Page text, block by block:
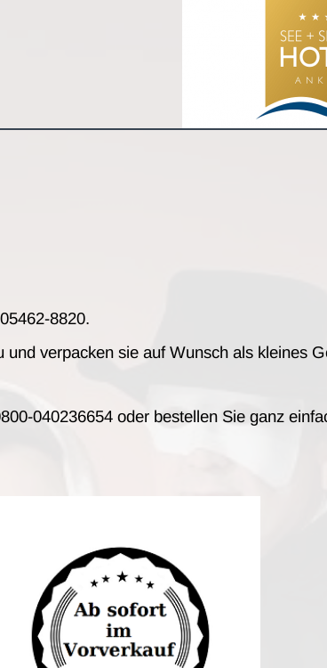
8820.
verpacken sie auf Wunsch als kleines
040236654 oder bestellen Sie ganz